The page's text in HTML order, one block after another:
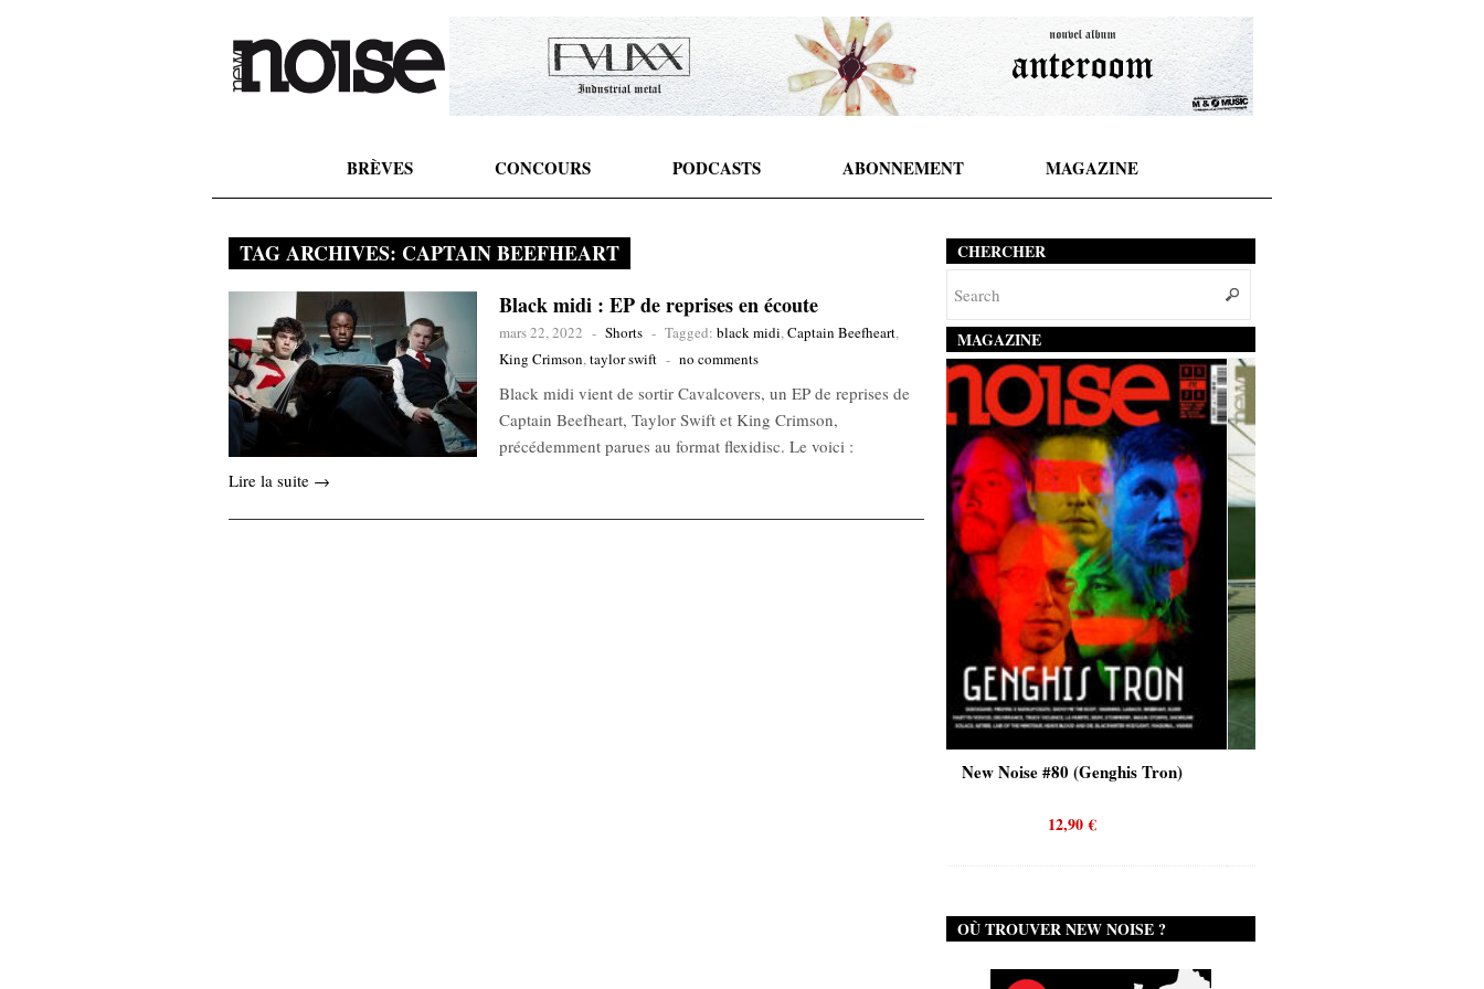
BRÈVES CONCOURS PODCASTS ABONNEMENT MAGAZINE
TAG ARCHIVES: CAPTAIN BEEFHEART
Black midi : EP de reprises en écoute
mars 22, 2022 - Shorts - Tagged: black midi,Captain Beefheart,
King Crimson,taylor swift - no comments
Black midi vient de sortir Cavalcovers, un EP de reprises de
Captain Beefheart, Taylor Swift et King Crimson,
précédemment parues au format flexidisc. Le voici :
Lire la suite →
CHERCHER
MAGAZINE
New Noise #80 (Genghis Tron) New Noise #80 (Quicksand)
OÙ TROUVER NEW NOISE ?